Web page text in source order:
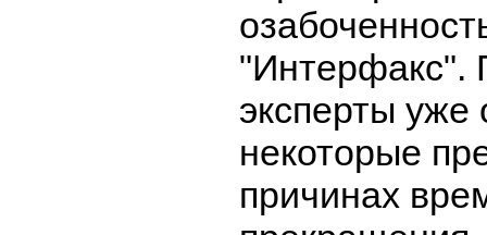
"Интерфакс".
эксперты уже
некоторые
причинах